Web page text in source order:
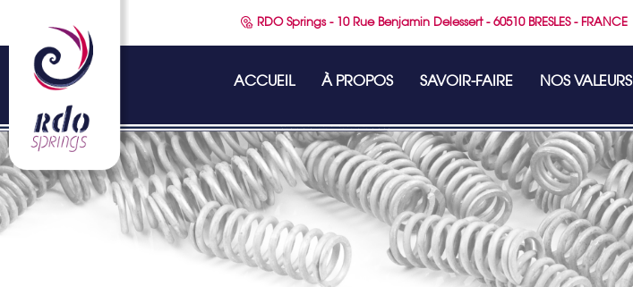
RDO Springs - 10 Rue Benjamin Delessert - 60510 BRESLES - FRANCE
ACCUEIL À PROPOS SAVOIR-FAIRE NOS VALEURS